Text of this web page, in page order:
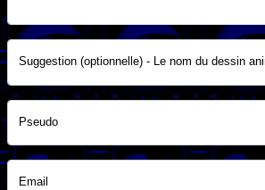
Suggestion (optionnelle) - Le nom du dessin
Pseudo
Email